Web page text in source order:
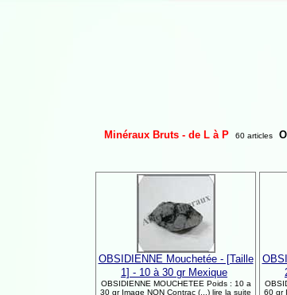
Minéraux Bruts - de L à P 60 articles
OBSIDIENNE Mouchetée - [Taille
1] - 10 à 30 gr Mexique
OBSIDIENNE MOUCHETEE Poids : 10 a
30 gr Image NON Contrac (...) lire la suite
60 gr